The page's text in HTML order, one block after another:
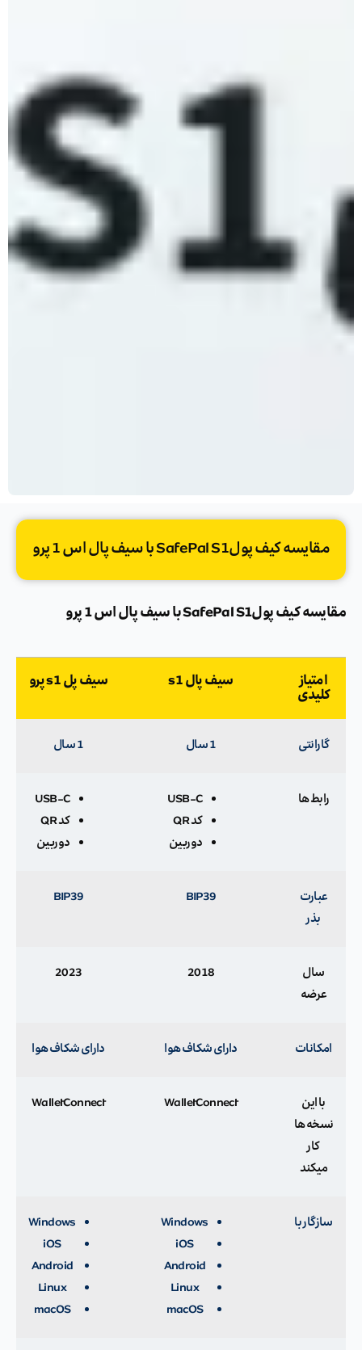
مقایسه کیف پولSafePal S1 با سیف پال اس 1 پرو
مقایسه کیف پولSafePal S1 با سیف پال اس 1 پرو
امتیاز
کلیدی
سیف پال s1 سیف پل s1 پرو
گارانتی 1 سال 1 سال
رابط ها
USB-C
کد QR
دوربین
USB-C
کد QR
دوربین
عبارت
بذر
BIP39
BIP39
سال
عرضه
2018
2023
امکانات دارای شکاف هوا دارای شکاف هوا
با این
نسخه ها
کار
میکند
WalletConnect
WalletConnect
سازگار با
Windows
iOS
Android
Linux
macOS
Windows
iOS
Android
Linux
macOS